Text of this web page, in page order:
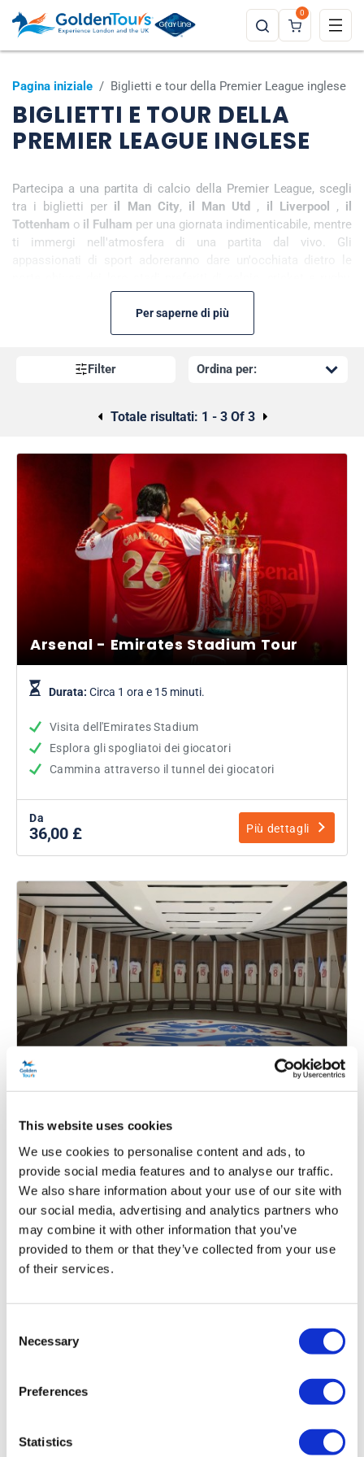
This website uses cookies
We use cookies to personalise content and ads, to
provide social media features and to analyse our traffic.
We also share information about your use of our site with
our social media, advertising and analytics partners who
may combine it with other information that you’ve
provided to them or that they’ve collected from your use
of their services.
Selection
Necessary
Preferences
Statistics
0
Pagina iniziale / Biglietti e tour della Premier League inglese
BIGLIETTI E TOUR DELLA
PREMIER LEAGUE INGLESE
Partecipa a una partita di calcio della Premier League, scegli
tra i biglietti per il Man City, il Man Utd , il Liverpool , il
Tottenham o il Fulham per una giornata indimenticabile, mentre
ti immergi nell'atmosfera di una partita dal vivo. Gli
Partecipa al tour dello stadiodel Manchester City
del Liverpoolper dare un'occhiata dietro le
quinte al tunnel dei giocatori, alle sale stampa, agli spogliatoi
Per saperne di più
Filter
Totale risultati: 1 - 3 Of 3
Arsenal - Emirates Stadium Tour
Durata: Circa 1 ora e 15 minuti.
Visita dell'Emirates Stadium
Esplora gli spogliatoi dei giocatori
Cammina attraverso il tunnel dei giocatori
Da
36,00 £ Più dettagli
Tour dello stadio di Wembley
Durata: ca. 75 minuti
Visita lo spogliatoio della nazionale inglese e il tunnel
dei giocatori
Scatta foto con la FA Cup
Esibizione dei campioni
28,00 £